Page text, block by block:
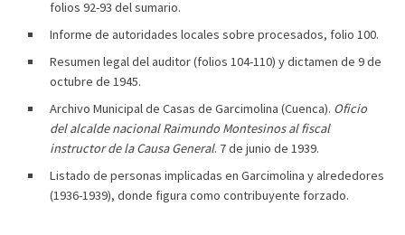
folios 92-93 del sumario.
Informe de autoridades locales sobre procesados, folio 100.
Resumen legal del auditor (folios 104-110) y dictamen de 9 de
octubre de 1945.
Archivo Municipal de Casas de Garcimolina (Cuenca). Oficio
del alcalde nacional Raimundo Montesinos al fiscal
instructor de la Causa General. 7 de junio de 1939.
Listado de personas implicadas en Garcimolina y alrededores
(1936-1939), donde figura como contribuyente forzado.